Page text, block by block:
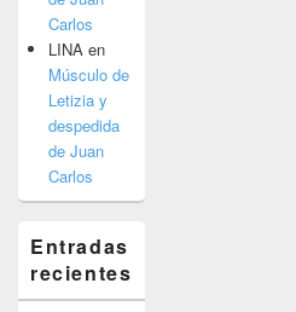
Carlos
LINA en
Músculo de
Letizia y
despedida
de Juan
Carlos
Entradas
recientes